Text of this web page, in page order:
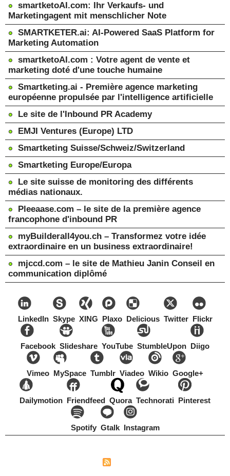
smartketoAI.com: Ihr Verkaufs- und
Marketingagent mit menschlicher Note
SMARTKETER.ai: AI-Powered SaaS Platform for
Marketing Automation
smartketoAI.com : Votre agent de vente et
marketing doté d'une touche humaine
Smartketing.ai - Première agence marketing
européenne propulsée par l'intelligence artificielle
Le site de l'Inbound PR Academy
EMJI Ventures (Europe) LTD
Smartketing Suisse/Schweiz/Switzerland
Smartketing Europe/Europa
Le site suisse de monitoring des différents
médias nationaux.
Pleeaase.com – le site de la première agence
francophone d'inbound PR
myBuilderall4you.ch – Transformez votre idée
extraordinaire en un business extraordinaire!
mjccd.com – le site de Mathieu Janin Conseil en
communication diplômé
LinkedIn Skype XING Plaxo Delicious Twitter Flickr
Facebook Slideshare YouTube StumbleUpon Diigo
Vimeo MySpace Tumblr Viadeo Wikio Google+
Dailymotion Friendfeed Quora Technorati Pinterest
Spotify Gtalk Instagram